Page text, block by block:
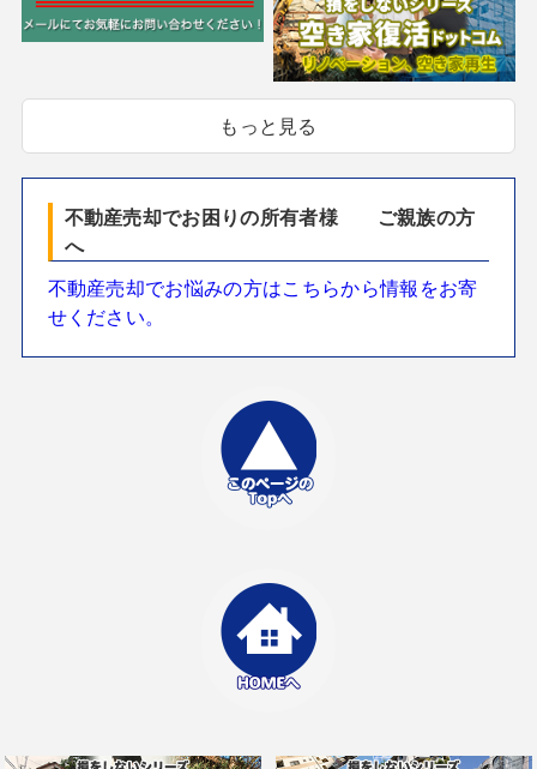
もっと見る
不動産売却でお困りの所有者様 ご親族の方
へ
不動産売却でお悩みの方はこちらから情報をお寄
せください。